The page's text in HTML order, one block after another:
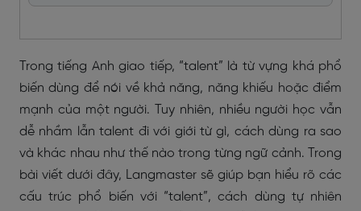
Trong tiếng Anh giao tiếp, “talent” là từ vựng khá phổ
biến dùng để nói về khả năng, năng khiếu hoặc điểm
mạnh của một người. Tuy nhiên, nhiều người học vẫn
dễ nhầm lẫn talent đi với giới từ gì, cách dùng ra sao
và khác nhau như thế nào trong từng ngữ cảnh. Trong
bài viết dưới đây, Langmaster sẽ giúp bạn hiểu rõ các
cấu trúc phổ biến với “talent”, cách dùng tự nhiên